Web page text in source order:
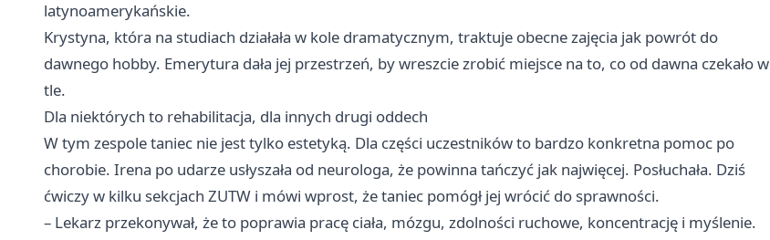
latynoamerykańskie.
Krystyna, która na studiach działała w kole dramatycznym, traktuje obecne zajęcia jak powrót do
dawnego hobby. Emerytura dała jej przestrzeń, by wreszcie zrobić miejsce na to, co od dawna czekało w
tle.
Dla niektórych to rehabilitacja, dla innych drugi oddech
W tym zespole taniec nie jest tylko estetyką. Dla części uczestników to bardzo konkretna pomoc po
chorobie. Irena po udarze usłyszała od neurologa, że powinna tańczyć jak najwięcej. Posłuchała. Dziś
ćwiczy w kilku sekcjach ZUTW i mówi wprost, że taniec pomógł jej wrócić do sprawności.
– Lekarz przekonywał, że to poprawia pracę ciała, mózgu, zdolności ruchowe, koncentrację i myślenie.